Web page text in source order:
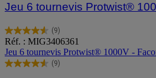
Jeu 6 tournevis Protwist®
(9)
4.6
sur
5
étoiles.
Réf. : MIG3406361
Jeu 6 tournevis Protwist® 1000V -
(9)
4.6